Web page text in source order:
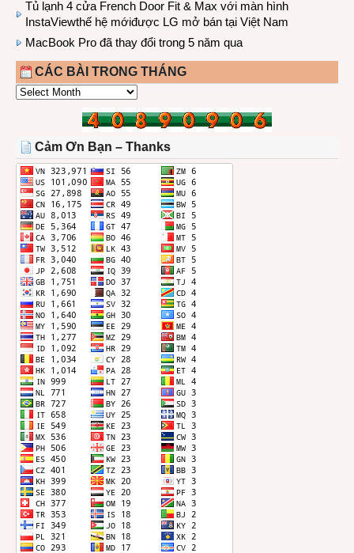
Tủ lạnh 4 cửa French Door Fit & Max với màn hình
InstaViewthế hệ mớiđược LG mở bán tại Việt Nam
MacBook Pro đã thay đổi trong 5 năm qua
CÁC BÀI TRONG THÁNG
CÁC
THÁNG
Cảm Ơn Bạn – Thanks